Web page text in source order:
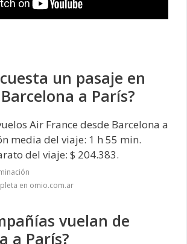
un pasaje en
a París?
Air France desde Barcelona a
media del viaje: 1 h 55 min.
del viaje: $ 204.383.
en omio.com.ar
vuelan de
a París?